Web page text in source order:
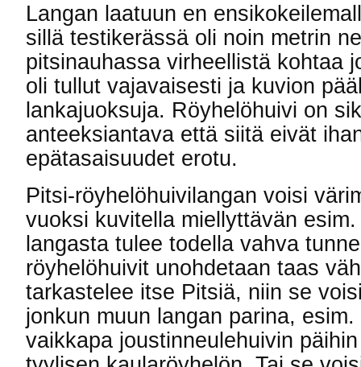
Langan laatuun en
sillä testikerässä oli noin metrin
pitsinauhassa virheellistä kohtaa
oli tullut vajavaisesti ja kuvion
lankajuoksuja. Röyhelöhuivi on
anteeksiantava että siitä eivät
epätasaisuudet erotu.
Pitsi-röyhelöhuivilangan voisi
vuoksi kuvitella miellyttävän
langasta tulee todella vahva
röyhelöhuivit unohdetaan taas
tarkastelee itse Pitsiä, niin se
jonkun muun langan parina,
vaikkapa joustinneulehuivin